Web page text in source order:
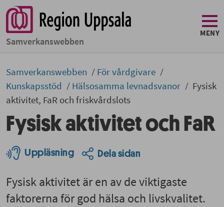
Samverkans­­webben
MENY
Samverkans­­­webben
För vårdgivare
Kunskapsstöd
Hälsosamma levnadsvanor
Fysisk
aktivitet, FaR och friskvårdslots
Fysisk aktivitet och FaR
Uppläsning Dela sidan
Fysisk aktivitet är en av de viktigaste
faktorerna för god hälsa och livskvalitet.